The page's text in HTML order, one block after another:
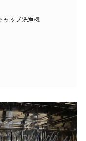
ャップ洗浄機